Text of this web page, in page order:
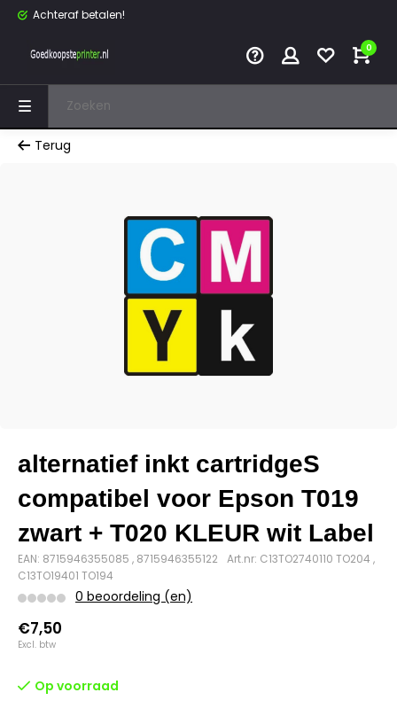
Achteraf betalen!
0
Terug
alternatief inkt cartridgeS
compatibel voor Epson T019
zwart + T020 KLEUR wit Label
EAN: 8715946355085 , 8715946355122
Art.nr: C13TO2740110 TO204 ,
C13TO19401 TO194
0 beoordeling (en)
€7,50
Excl. btw
Op voorraad